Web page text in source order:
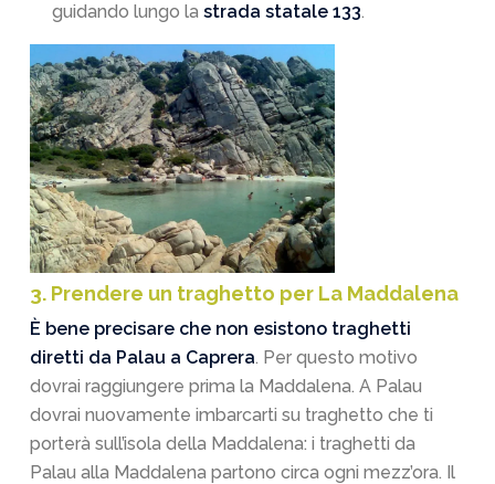
guidando lungo la strada statale 133.
3. Prendere un traghetto per La Maddalena
È bene precisare che non esistono traghetti
diretti da Palau a Caprera. Per questo motivo
dovrai raggiungere prima la Maddalena. A Palau
dovrai nuovamente imbarcarti su traghetto che ti
porterà sull’isola della Maddalena: i traghetti da
Palau alla Maddalena partono circa ogni mezz’ora. Il